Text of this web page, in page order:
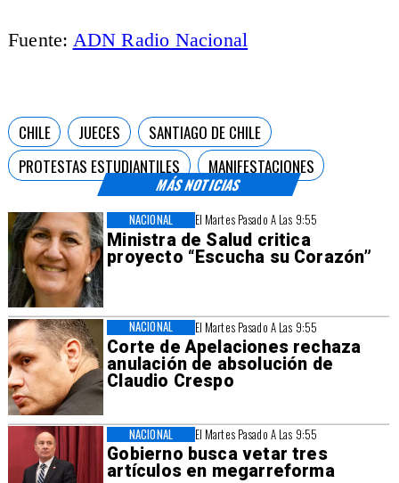
MÁS NOTICIAS
El Martes Pasado A Las 9:55
Ministra de Salud critica
proyecto “Escucha su Corazón”
NACIONAL
El Martes Pasado A Las 9:55
Corte de Apelaciones rechaza
anulación de absolución de
Claudio Crespo
NACIONAL
El Martes Pasado A Las 9:55
Gobierno busca vetar tres
artículos en megarreforma
NACIONAL
Fuente: ADN Radio Nacional
CHILE JUECES
SANTIAGO DE CHILE
PROTESTAS ESTUDIANTILES
MANIFESTACIONES